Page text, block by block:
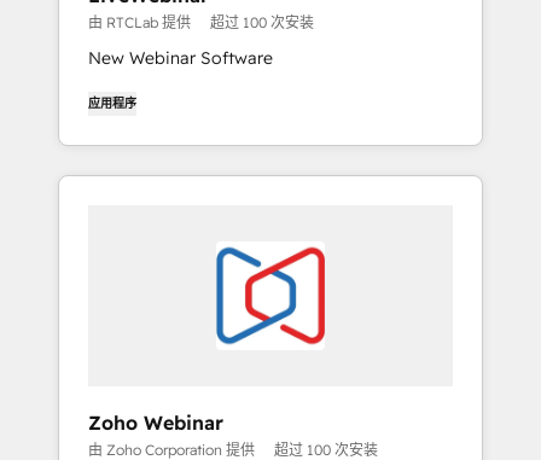
由 RTCLab 提供 超过 100 次安装
New Webinar Software
应用程序
Zoho Webinar
由 Zoho Corporation 提供 超过 100 次安装